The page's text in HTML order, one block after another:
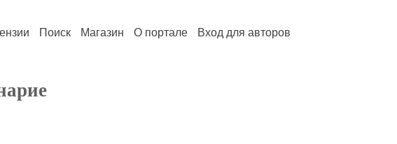
Поиск Магазин О портале Вход для авторов